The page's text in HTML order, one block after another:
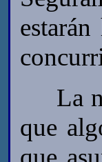
La no
que